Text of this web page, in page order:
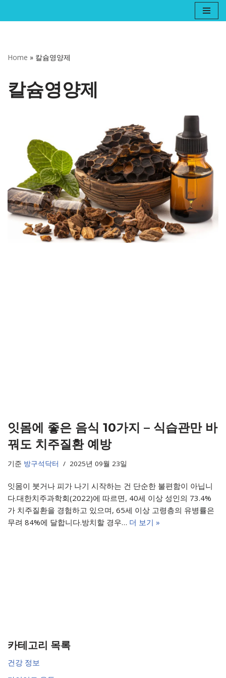
너
뛰
Home » 칼슘영양제
칼슘영양제
잇몸에 좋은 음식 10가지 – 식습관만 바
꿔도 치주질환 예방
기준 방구석닥터 2025년 09월 23일
잇몸이 붓거나 피가 나기 시작하는 건 단순한 불편함이 아닙니
다.대한치주과학회(2022)에 따르면, 40세 이상 성인의 73.4%
가 치주질환을 경험하고 있으며, 65세 이상 고령층의 유병률은
무려 84%에 달합니다.방치할 경우… 더 보기 »
카테고리 목록
건강 정보